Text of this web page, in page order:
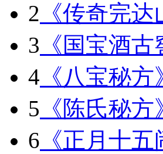
2 《传奇完达
3 《国宝酒古
4 《八宝秘方
5 《陈氏秘方
6 《正月十五